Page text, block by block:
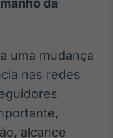
uma mudança
nas redes
alcance